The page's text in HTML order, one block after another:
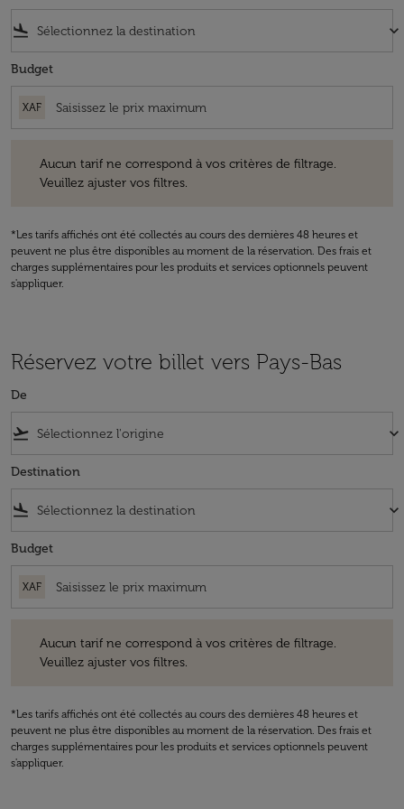
flight_land keyboard_arrow_down
Budget
XAF
Aucun tarif ne correspond à vos critères de filtrage.
Veuillez ajuster vos filtres.
*Les tarifs affichés ont été collectés au cours des dernières 48 heures et
peuvent ne plus être disponibles au moment de la réservation. Des frais et
charges supplémentaires pour les produits et services optionnels peuvent
s'appliquer.
Réservez votre billet vers Pays-Bas
De
flight_takeoff keyboard_arrow_down
Destination
flight_land keyboard_arrow_down
Budget
XAF
Aucun tarif ne correspond à vos critères de filtrage.
Veuillez ajuster vos filtres.
*Les tarifs affichés ont été collectés au cours des dernières 48 heures et
peuvent ne plus être disponibles au moment de la réservation. Des frais et
charges supplémentaires pour les produits et services optionnels peuvent
s'appliquer.